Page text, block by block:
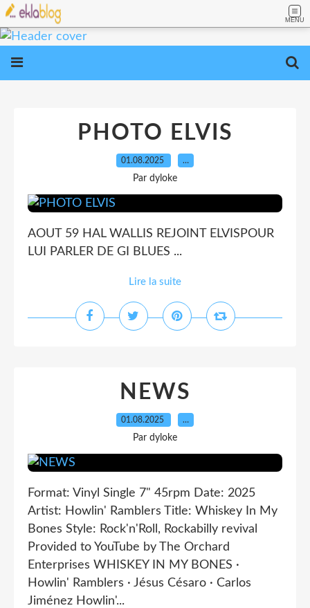
MENU
PHOTO ELVIS
01.08.2025 …
Par dyloke
AOUT 59 HAL WALLIS REJOINT ELVISPOUR
LUI PARLER DE GI BLUES ...
Lire la suite
NEWS
01.08.2025 …
Par dyloke
Format: Vinyl Single 7" 45rpm Date: 2025
Artist: Howlin' Ramblers Title: Whiskey In My
Bones Style: Rock'n'Roll, Rockabilly revival
Provided to YouTube by The Orchard
Enterprises WHISKEY IN MY BONES ·
Howlin' Ramblers · Jésus Césaro · Carlos
Jiménez Howlin'...